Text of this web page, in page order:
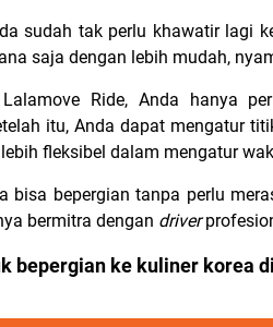
sudah tak perlu khawatir lagi
saja dengan lebih mudah,
Ride, Anda hanya
itu, Anda dapat mengatur
fleksibel dalam mengatur
bisa bepergian tanpa perlu
bermitra dengan driver
bepergian ke kuliner korea